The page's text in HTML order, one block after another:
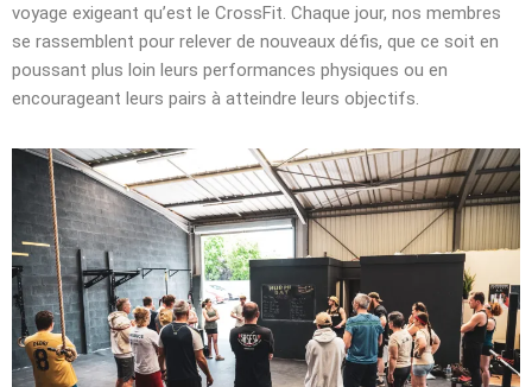
voyage exigeant qu’est le CrossFit. Chaque jour, nos membres
se rassemblent pour relever de nouveaux défis, que ce soit en
poussant plus loin leurs performances physiques ou en
encourageant leurs pairs à atteindre leurs objectifs.